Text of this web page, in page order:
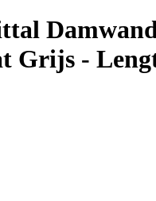
Grijs -